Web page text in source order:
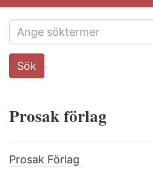
Search
this
Sök
Prosak förlag
Prosak Förlag